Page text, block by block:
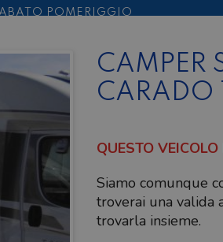
POMERIGGIO
CAMPER
CARADO
QUESTO
Siamo comunque
troverai una valida
trovarla insieme.